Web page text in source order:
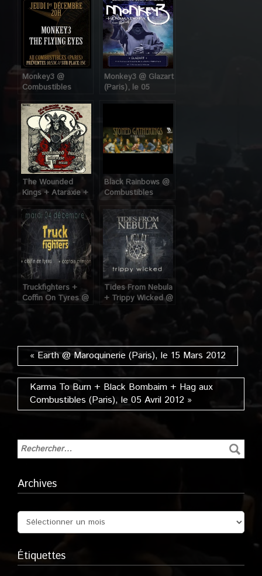
Monkey3 @
Combustibles
Décembre 2011
Monkey3 @ Glazart
(Paris), le 05
The Wounded
Kings + Ataraxie +
Cult Of Occult aux
Combustibles
(Paris) le 01 Mars
2012
Black Rainbows @
Combustibles
(Paris), le 28 Juin
2012
Truckfighters +
Coffin On Tyres @
Combustibles
Tides From Nebula
+ Trippy Wicked @
Combustibles
« Earth @ Maroquinerie (Paris), le 15 Mars 2012
Karma To Burn + Black Bombaim + Hag aux
Combustibles (Paris), le 05 Avril 2012 »
Archives
Étiquettes